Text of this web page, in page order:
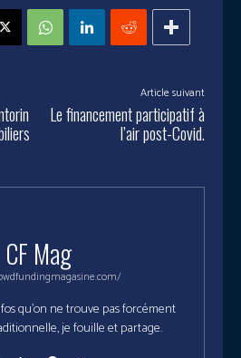
Article suivant
Le financement participatif à
l’air post-Covid.
CF Mag
qu'on ne trouve pas forcément
je fouille et partage.